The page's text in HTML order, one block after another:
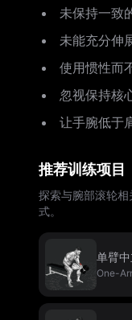
未保持一致
未能充分伸
使用惯性而
忽视保持核
让手腕低于
推荐训练项目
探索与腕部滚轮
式。
单臂
One-